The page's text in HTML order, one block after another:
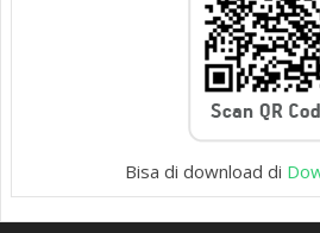
Bisa di download di